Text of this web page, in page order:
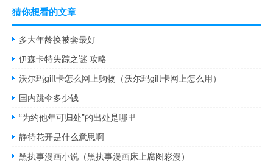
猜你想看的文章
多大年龄换被套最好
伊森卡特失踪之谜 攻略
沃尔玛gift卡怎么网上购物（沃尔玛gift卡网上怎么用）
国内跳伞多少钱
“为约他年可归处”的出处是哪里
静待花开是什么意思啊
黑执事漫画小说（黑执事漫画床上腐图彩漫）